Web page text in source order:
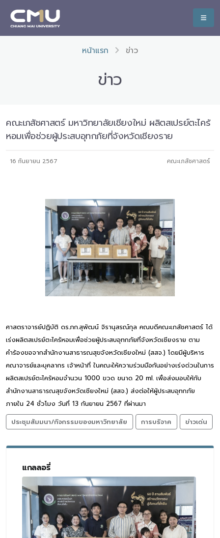
หน้าแรก ข่าว
ข่าว
คณะเภสัชศาสตร์ มหาวิทยาลัยเชียงใหม่ ผลิตสเปรย์ตะไคร้
หอมเพื่อช่วยผู้ประสบอุทกภัยที่จังหวัดเชียงราย
16 กันยายน 2567 คณะเภสัชศาสตร์
ศาสตราจารย์ปฏิบัติ ดร.ภก.สุพัฒน์ จิรานุสรณ์กุล คณบดีคณะเภสัชศาสตร์ ได้
เร่งผลิตสเปรย์ตะไคร้หอมเพื่อช่วยผู้ประสบอุทกภัยที่จังหวัดเชียงราย ตาม
คำร้องขอจากสำนักงานสาธารณสุขจังหวัดเชียงใหม่ (สสจ.) โดยมีผู้บริหาร
คณาจารย์และบุคลากร เจ้าหน้าที่ ในคณะให้ความร่วมมือกันอย่างเร่งด่วนในการ
ผลิตสเปรย์ตะไคร้หอมจำนวน 1000 ขวด ขนาด 20 ml. เพื่อส่งมอบให้กับ
สำนักงานสาธารณสุขจังหวัดเชียงใหม่ (สสจ.) ส่งต่อให้ผู้ประสบอุทกภัย
ภายใน 24 ชั่วโมง วันที่ 13 กันยายน 2567 ที่ผ่านมา
ประชุมสัมมนา/กิจกรรมของมหาวิทยาลัย
การบริจาค ข่าวเด่น
แกลลอรี่